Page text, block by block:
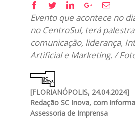
Facebook
TwitterLinkedinGoogle+Email
Evento que acontece no
no CentroSul, terá
comunicação, liderança,
Artificial e Marketing. /
[FLORIANÓPOLIS, 24.04.2024]
Redação SC Inova, com
Assessoria de Imprensa